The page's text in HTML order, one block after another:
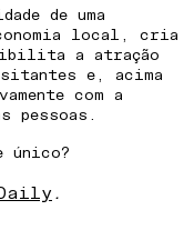
de uma
local, cria
a atração
e, acima
com a
pessoas.
único?
.